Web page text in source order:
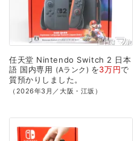
任天堂 Nintendo Switch 2 日本
語 国内専用 Aランク を3万円で
質預かり しました。
（2026年3月／大阪・江坂）